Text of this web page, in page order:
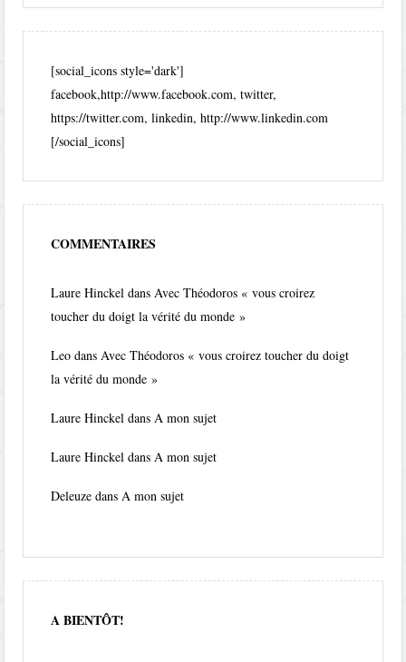
[social_icons style='dark']
facebook,http://www.facebook.com, twitter,
https://twitter.com, linkedin, http://www.linkedin.com
[/social_icons]
COMMENTAIRES
Laure Hinckel dans Avec Théodoros « vous croirez
toucher du doigt la vérité du monde »
Leo dans Avec Théodoros « vous croirez toucher du doigt
la vérité du monde »
Laure Hinckel dans A mon sujet
Laure Hinckel dans A mon sujet
Deleuze dans A mon sujet
A BIENTÔT!